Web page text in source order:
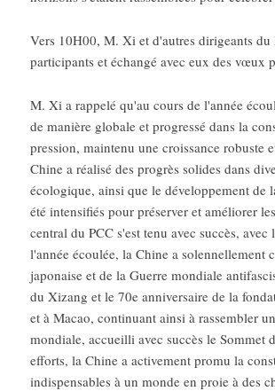
Vers 10H00, M. Xi et d'autres dirigeants du
participants et échangé avec eux des vœux
M. Xi a rappelé qu'au cours de l'année
de manière globale et progressé dans la
pression, maintenu une croissance
Chine a réalisé des progrès solides dans
écologique, ainsi que le développement de
été intensifiés pour préserver et améliorer
central du PCC s'est tenu avec succès,
l'année écoulée, la Chine a solennellement
japonaise et de la Guerre mondiale
du Xizang et le 70e anniversaire de la
et à Macao, continuant ainsi à rassembler
mondiale, accueilli avec succès le Sommet
efforts, la Chine a activement promu la
indispensables à un monde en proie à des